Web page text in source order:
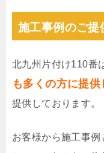
施工事例のご提
北九州片付け110番
も多くの方に提供
提供しております。
お客様から施工事例